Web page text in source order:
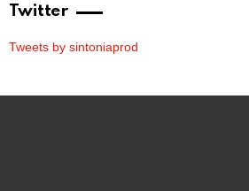
Twitter
Tweets by sintoniaprod